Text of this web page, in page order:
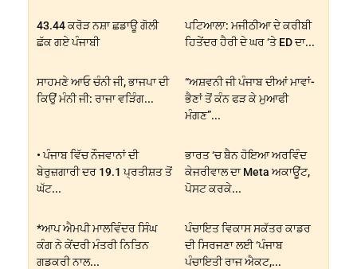
43.44 ਕਰੋੜ ਨਸ਼ਾ ਛਡਾਊ ਗੋਲੀ
ਛੱਕ ਗਏ ਪੰਜਾਬੀ
ਪਟਿਆਲਾ: ਮਜੀਠੀਆ ਦੇ ਕਰੀਬੀ
ਹਿਤੇਂਦਰ ਹੈਰੀ ਦੇ ਘਰ ‘ਤੇ ED ਦਾ...
ਸਾਹਮਣੇ ਆਓ ਚੰਨੀ ਜੀ, ਭਾਜਪਾ ਦੀ
ਕਿਉਂ ਮੰਨੀ ਜੀ: ਰਾਜਾ ਵੜਿੰਗ...
“ਅਸ਼ਵਨੀ ਜੀ ਪੰਜਾਬ ਦੀਆਂ ਮਾਵਾਂ-
ਭੈਣਾਂ ਤੋਂ ਕੰਨ ਫੜ ਕੇ ਮੁਆਫੀ
ਮੰਗਣ”...
• ਪੰਜਾਬ ਵਿੱਚ ਨੌਜਵਾਨਾਂ ਦੀ
ਬੇਰੁਜ਼ਗਾਰੀ ਦਰ 19.1 ਪ੍ਰਤੀਸ਼ਤ ਤੋਂ
ਘੱਟ...
ਭਾਰਤ ‘ਚ ਬੈਨ ਹੋਇਆ ਅਰਵਿੰਦ
ਕੇਜਰੀਵਾਲ ਦਾ Meta ਅਕਾਊਂਟ,
ਪੋਸਟ ਕਰਕੇ...
*ਆਪ ਐਮਪੀ ਮਾਲਵਿੰਦਰ ਸਿੰਘ
ਕੰਗ ਨੇ ਕੇਂਦਰੀ ਮੰਤਰੀ ਨਿਤਿਨ
ਗਡਕਰੀ ਨਾਲ...
ਪੰਚਾਇਤ ਵਿਕਾਸ ਸਕੱਤਰ ਕਾਡਰ
ਦੀ ਸਿਰਜਣਾ ਲਈ ‘ਪੰਜਾਬ
ਪੰਚਾਇਤੀ ਰਾਜ ਐਕਟ,...